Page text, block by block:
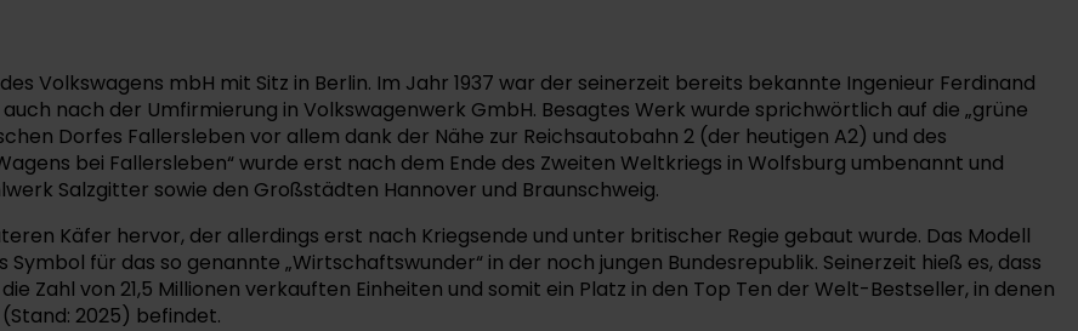
Volkswagens mbH mit Sitz in Berlin. Im Jahr 1937 war der seinerzeit bereits bekannte Ingenieur Ferdinand
nach der Umfirmierung in Volkswagenwerk GmbH. Besagtes Werk wurde sprichwörtlich auf die „grüne
Dorfes Fallersleben vor allem dank der Nähe zur Reichsautobahn 2 (der heutigen A2) und des
bei Fallersleben“ wurde erst nach dem Ende des Zweiten Weltkriegs in Wolfsburg umbenannt und
Salzgitter sowie den Großstädten Hannover und Braunschweig.
Käfer hervor, der allerdings erst nach Kriegsende und unter britischer Regie gebaut wurde. Das Modell
für das so genannte „Wirtschaftswunder“ in der noch jungen Bundesrepublik. Seinerzeit hieß es, dass
Zahl von 21,5 Millionen verkauften Einheiten und somit ein Platz in den Top Ten der Welt-Bestseller, in denen
2025) befindet.